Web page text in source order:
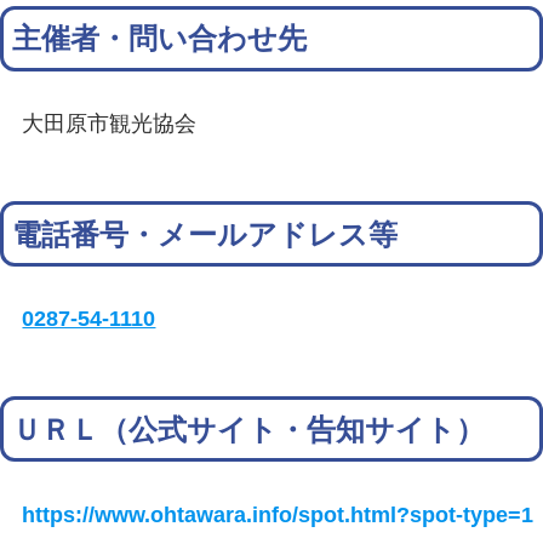
主催者・問い合わせ先
大田原市観光協会
電話番号・メールアドレス等
0287-54-1110
ＵＲＬ（公式サイト・告知サイト）
https://www.ohtawara.info/spot.html?spot-type=1